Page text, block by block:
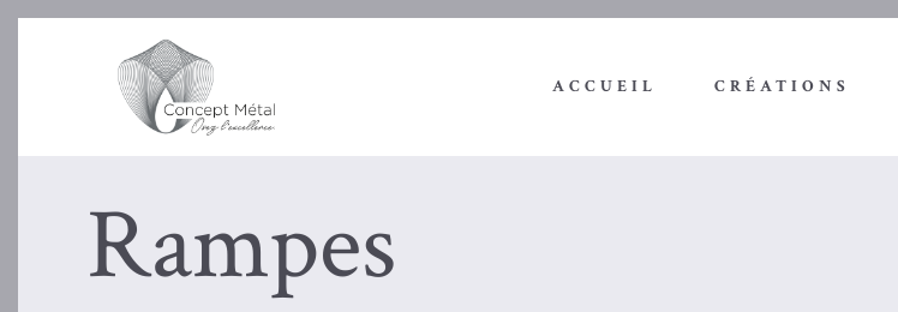
ACCUEIL CRÉATIONS
Rampes